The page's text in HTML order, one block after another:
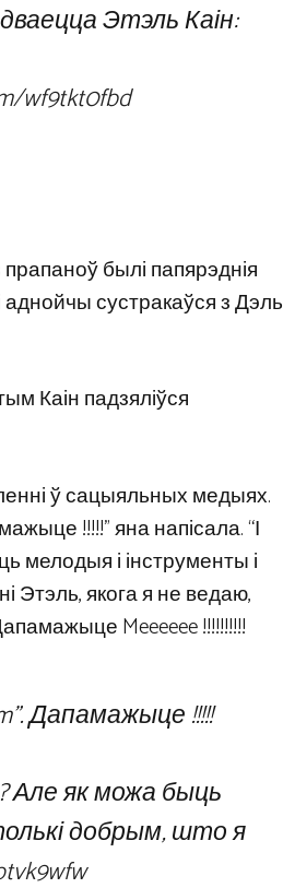
Этэль Каін:
wf9tkt0fbd
былі папярэднія
сустракаўся з Дэль
Каін падзяліўся
ў сацыяльных медыях.
!!!!!” яна напісала. “І
мелодыя і інструменты і
Этэль, якога я не ведаю,
Meeeeee !!!!!!!!!!
Дапамажыце !!!!!
Але як можа быць
добрым, што я